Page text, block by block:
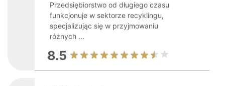
Przedsiębiorstwo od długiego czasu
funkcjonuje w sektorze recyklingu,
specjalizując się w przyjmowaniu
różnych ...
8.5